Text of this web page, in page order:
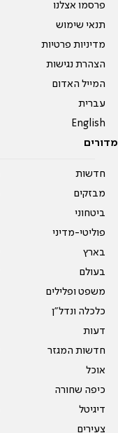
פרסמו אצלנו
תנאי שימוש
מדיניות פרטיות
הצהרת נגישות
המייל האדום
עברית
English
מדורים
חדשות
מבזקים
ביטחוני
פוליטי-מדיני
בארץ
בעולם
משפט ופלילים
כלכלה ונדל"ן
דעות
חדשות המגזר
אוכל
כיפה שחורה
דיגיטל
צעירים